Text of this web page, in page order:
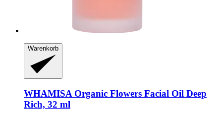
Warenkorb
WHAMISA Organic Flowers Facial Oil Deep
Rich, 32 ml